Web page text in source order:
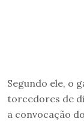
Segundo ele, o
torcedores de
a convocação